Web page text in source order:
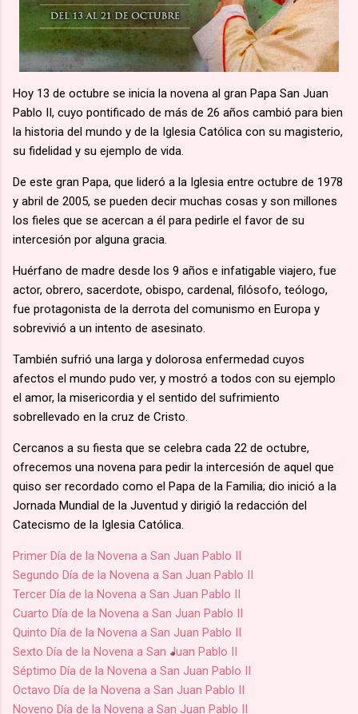
Hoy 13 de octubre se inicia la novena al gran Papa San Juan
Pablo II, cuyo pontificado de más de 26 años cambió para bien
la historia del mundo y de la Iglesia Católica con su magisterio,
su fidelidad y su ejemplo de vida.
De este gran Papa, que lideró a la Iglesia entre octubre de 1978
y abril de 2005, se pueden decir muchas cosas y son millones
los fieles que se acercan a él para pedirle el favor de su
intercesión por alguna gracia.
Huérfano de madre desde los 9 años e infatigable viajero, fue
actor, obrero, sacerdote, obispo, cardenal, filósofo, teólogo,
fue protagonista de la derrota del comunismo en Europa y
sobrevivió a un intento de asesinato.
También sufrió una larga y dolorosa enfermedad cuyos
afectos el mundo pudo ver, y mostró a todos con su ejemplo
el amor, la misericordia y el sentido del sufrimiento
sobrellevado en la cruz de Cristo.
Cercanos a su fiesta que se celebra cada 22 de octubre,
ofrecemos una novena para pedir la intercesión de aquel que
quiso ser recordado como el Papa de la Familia; dio inició a la
Jornada Mundial de la Juventud y dirigió la redacción del
Catecismo de la Iglesia Católica.
Primer Día de la Novena a San Juan Pablo II
Segundo Día de la Novena a San Juan Pablo II
Tercer Día de la Novena a San Juan Pablo II
Cuarto Día de la Novena a San Juan Pablo II
Quinto Día de la Novena a San Juan Pablo II
Sexto Día de la Novena a San Juan Pablo II
Séptimo Día de la Novena a San Juan Pablo II
Octavo Día de la Novena a San Juan Pablo II
Noveno Día de la Novena a San Juan Pablo II